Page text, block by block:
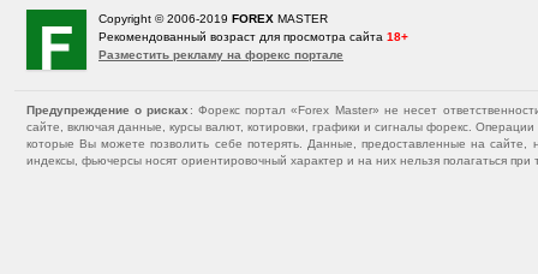
Copyright © 2006-2019 FOREX MASTER
Рекомендованный возраст для просмотра сайта 18+
Разместить рекламу на форекс портале
Предупреждение о рисках : Форекс портал «Forex Master» не несет
сайте, включая данные, курсы валют, котировки, графики и сигналы форекс.
которые Вы можете позволить себе потерять. Данные, предоставленные на
индексы, фьючерсы носят ориентировочный характер и на них нельзя полагаться при